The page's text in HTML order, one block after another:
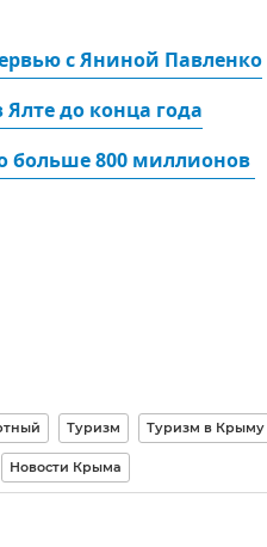
с Яниной Павленко
до конца года
больше 800 миллионов
Туризм Туризм в Крыму
Новости Крыма